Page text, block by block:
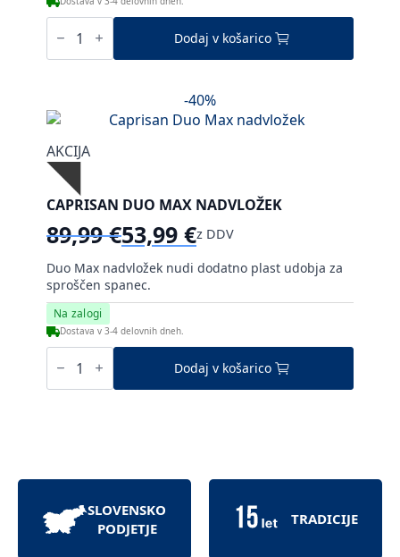
Caprisan
Lux
zaščita
količina
Dodaj v košarico
-40%
Na zalogi
Dostava v 3-4 delovnih dneh.
Duo Max nadvložek nudi dodatno plast udobja za
sproščen spanec.
AKCIJA
CAPRISAN DUO MAX NADVLOŽEK
89,99€
Izvirna
cena
je
bila:
89,99 €.
53,99 €
Trenutna
cena
je:
53,99 €.
z DDV
Caprisan
Duo
nadvložek
Dodaj v košarico
SLOVENSKO
PODJETJE
TRADICIJE